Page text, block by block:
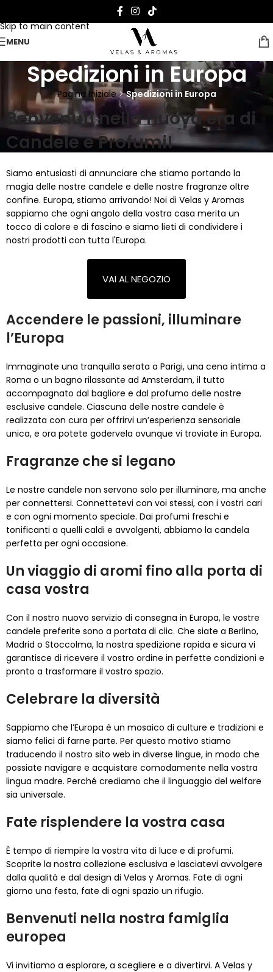
Skip to main content
MENU
Spedizioni in Europa
Pagina Iniziale>Spedizioni in Europa
Benvenuti nella nuova era di
Candele e Profumi!
Siamo entusiasti di annunciare che stiamo portando la
magia delle nostre candele e delle nostre fragranze oltre
confine. Europa, stiamo arrivando! Noi di Velas y Aromas
sappiamo che ogni angolo della vostra casa merita un
tocco di calore e di fascino e siamo lieti di condividere i
nostri prodotti con tutta l'Europa.
VAI AL NEGOZIO
Accendere le passioni, illuminare
l’Europa
Immaginate una tranquilla serata a Parigi, una cena intima a
Roma o un bagno rilassante ad Amsterdam, il tutto
accompagnato dal bagliore e dal profumo delle nostre
esclusive candele. Ciascuna delle nostre candele è
realizzata con cura per offrirvi un’esperienza sensoriale
unica, e ora potete godervela ovunque vi troviate in Europa.
Fragranze che si legano
Le nostre candele non servono solo per illuminare, ma anche
per connettersi. Connettetevi con voi stessi, con i vostri cari
e con ogni momento speciale. Dai profumi freschi e
tonificanti a quelli caldi e avvolgenti, abbiamo la candela
perfetta per ogni occasione.
Un viaggio di aromi fino alla porta di
casa vostra
Con il nostro nuovo servizio di consegna in Europa, le vostre
candele preferite sono a portata di clic. Che siate a Berlino,
Madrid o Stoccolma, la nostra spedizione rapida e sicura vi
garantisce di ricevere il vostro ordine in perfette condizioni e
pronto a trasformare il vostro spazio.
Celebrare la diversità
Sappiamo che l’Europa è un mosaico di culture e tradizioni e
siamo felici di farne parte. Per questo motivo stiamo
traducendo il nostro sito web in diverse lingue, in modo che
possiate navigare e acquistare comodamente nella vostra
lingua madre. Perché crediamo che il linguaggio del welfare
sia universale.
Fate risplendere la vostra casa
È tempo di riempire la vostra vita di luce e di profumi.
Scoprite la nostra collezione esclusiva e lasciatevi avvolgere
dalla qualità e dal design di Velas y Aromas. Fate di ogni
giorno una festa, fate di ogni spazio un rifugio.
Benvenuti nella nostra famiglia
europea
Vi invitiamo a esplorare, a scegliere e a divertirvi. A Velas y